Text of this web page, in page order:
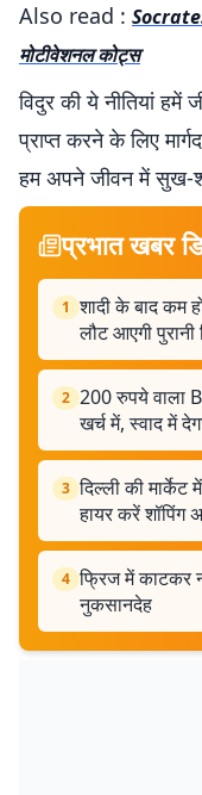
Also read :
मोटीवेशनल कोट्स
विदुर की ये नीतियां
प्राप्त करने के लिए
हम अपने जीवन में सुख-
प्रभात खबर
1 शादी के बाद कम
लौट आएगी पुरानी
2 200 रुपये वाला
खर्च में, स्वाद में
3 दिल्ली की
हायर करें शॉपिंग
4 फ्रिज में काटकर
नुकसानदेह